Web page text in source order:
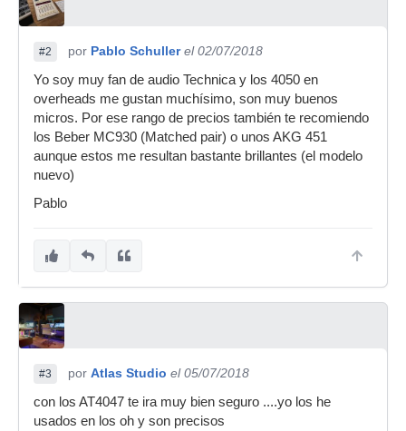
#2 por Pablo Schuller el 02/07/2018
Yo soy muy fan de audio Technica y los 4050 en
overheads me gustan muchísimo, son muy buenos
micros. Por ese rango de precios también te recomiendo
los Beber MC930 (Matched pair) o unos AKG 451
aunque estos me resultan bastante brillantes (el modelo
nuevo)
Pablo
#3 por Atlas Studio el 05/07/2018
con los AT4047 te ira muy bien seguro ....yo los he
usados en los oh y son precisos